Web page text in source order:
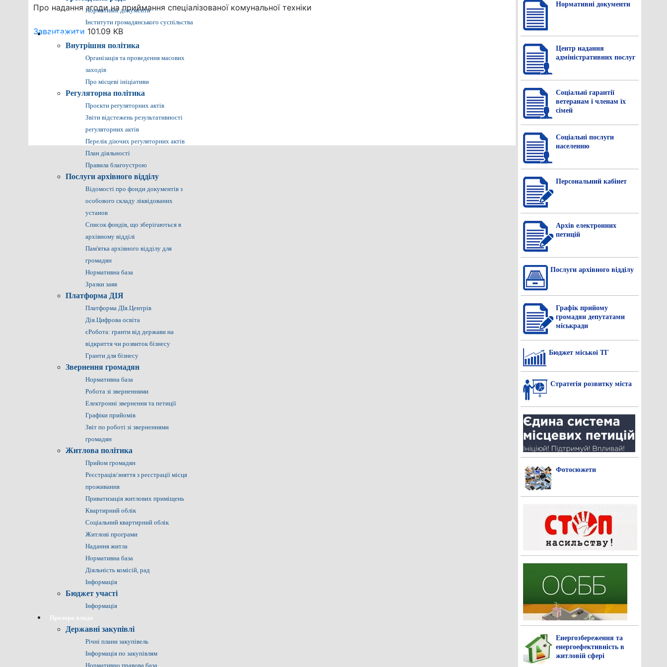
Нормативні документи
Інститути громадянського суспільства
Громадянам
Внутрішня політика
Організація та проведення масових
заходів
Про місцеві ініціативи
Регуляторна політика
Проєкти регуляторних актів
Звіти відстежень результативності
регуляторних актів
Перелік діючих регуляторних актів
План діяльності
Правила благоустрою
Послуги архівного відділу
Відомості про фонди документів з
особового складу ліквідованих
установ
Список фондів, що зберігаються в
архівному відділі
Пам'ятка архівного відділу для
громадян
Нормативна база
Зразки заяв
Платформа ДІЯ
Платформа ДІя.Центрів
Дія.Цифрова освіта
єРобота: гранти від держави на
відкриття чи розвиток бізнесу
Гранти для бізнесу
Звернення громадян
Нормативна база
Робота зі зверненнями
Електронні звернення та петиції
Графіки прийомів
Звіт по роботі зі зверненнями
громадян
Житлова політика
Прийом громадян
Реєстрація/зняття з реєстрації місця
проживання
Приватизація житлових приміщень
Квартирний облік
Соціальний квартирний облік
Житлові програми
Надання житла
Нормативна база
Діяльність комісій, рад
Інформація
Бюджет участі
Інформація
Прозора влада
Державні закупівлі
Річні плани закупівель
Інформація по закупівлям
Нормативно правова база
Про надання згоди на приймання спеціалізованої комунальної техніки
Завантажити 101.09 KB
Нормативнi документи
Центр надання
адміністративних послуг
Соціальні гарантії
ветеранам і членам їх
сімей
Соціальні послуги
населенню
Персональний кабінет
Архів електронних
петицій
Послуги архівного відділу
Графік прийому
громадян депутатами
міськради
Бюджет міської ТГ
Стратегія розвитку міста
Фотосюжети
Енергозбереження та
енергоефективність в
житловій сфері